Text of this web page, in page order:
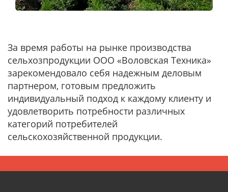
За время работы на рынке производства
сельхозпродукции ООО «Воловская Техника»
зарекомендовало себя надежным деловым
партнером, готовым предложить
индивидуальный подход к каждому клиенту и
удовлетворить потребности различных
категорий потребителей
сельскохозяйственной продукции.